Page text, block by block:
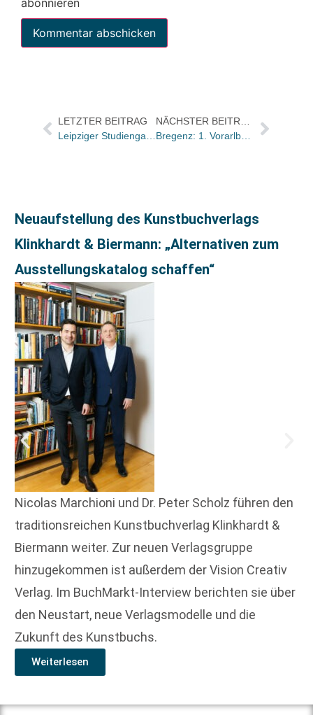
LETZTER BEITRAG
Neuaufstellung des Kunstbuchverlags
Klinkhardt & Biermann: „Alternativen zum
Ausstellungskatalog schaffen“
Nicolas Marchioni und Dr. Peter Scholz führen den
traditionsreichen Kunstbuchverlag Klinkhardt &
Biermann weiter. Zur neuen Verlagsgruppe
hinzugekommen ist außerdem der Vision Creativ
Verlag. Im BuchMarkt-Interview berichten sie über
den Neustart, neue Verlagsmodelle und die
Zukunft des Kunstbuchs.
Weiterlesen